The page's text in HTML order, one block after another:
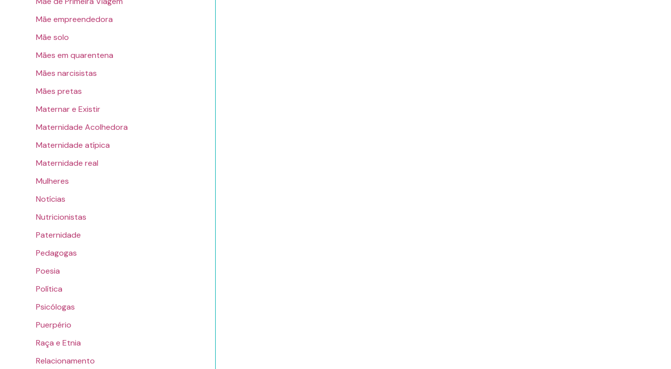
Mãe empreendedora
Mãe solo
Mães em quarentena
Mães narcisistas
Mães pretas
Maternar e Existir
Maternidade Acolhedora
Maternidade atípica
Maternidade real
Mulheres
Notícias
Nutricionistas
Paternidade
Pedagogas
Poesia
Política
Psicólogas
Puerpério
Raça e Etnia
Relacionamento